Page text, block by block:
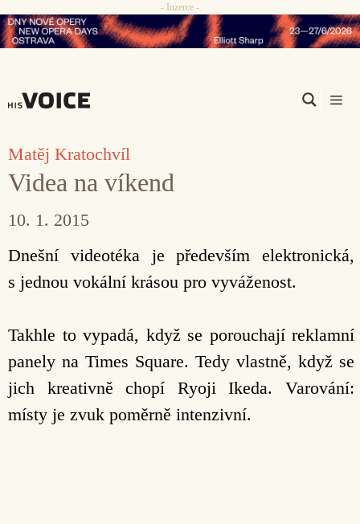
Přeskočit
na
- Inzerce -
Matěj Kratochvíl
Videa na víkend
10. 1. 2015
Dnešní videotéka je především elektronická,
s jednou vokální krásou pro vyváženost.
Takhle to vypadá, když se porouchají reklamní
panely na Times Square. Tedy vlastně, když se
jich kreativně chopí Ryoji Ikeda. Varování:
místy je zvuk poměrně intenzivní.